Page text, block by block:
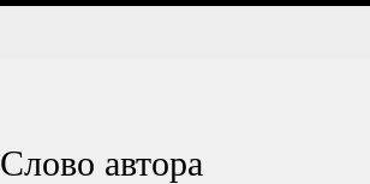
Слово автора